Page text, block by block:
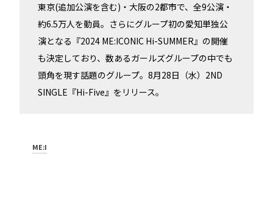
東京(追加公演を含む)・大阪の2都市で、全9公演・
約6.5万人を動員。さらにグループ初の愛知単独公
演となる『2024 ME:ICONIC Hi-SUMMER』の開催
も決定しており、数あるガールズグループの中でも
頭角を現す話題のグループ。8月28日（水）2ND
SINGLE『Hi-Five』をリリース。
ME:I